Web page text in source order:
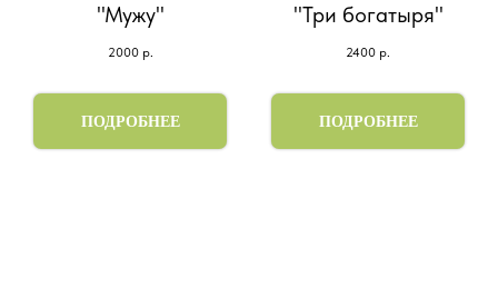
"Мужу"
2000 р.
ПОДРОБНЕЕ
"Три богатыря"
2400 р.
ПОДРОБНЕЕ